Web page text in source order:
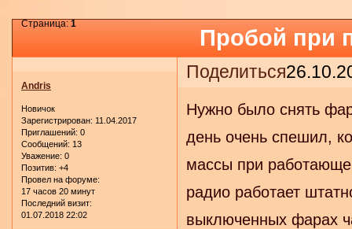
Пробой при
Страница:1
Поделиться
Andris
Новичок
Зарегистрирован: 11.04.2017
Приглашений: 0
Сообщений: 13
Уважение: 0
Позитив: +4
Провел на форуме:
17 часов 20 минут
Последний визит:
01.07.2018 22:02
Нужно было снять
день очень спешил,
массы при
радио работает
выключенных фарах